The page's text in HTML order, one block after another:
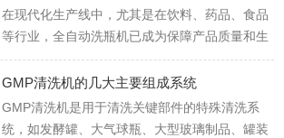
力，还可能因清洗不干净而导致交叉污染，进而
影响实验结果。随着科技的发展，...
在现代化生产线中，尤其是在饮料、药品、食品
等行业，全自动洗瓶机已成为保障产品质量和生
产效率的关键设备。它通过高效、精确的清洗过
程，确保瓶子在灌装前达到高标准的清洁要求，
从而避免任何污染物对产品的影响，保障了最终
消费者的安全与健康。全自动洗瓶...
GMP清洗机的几大主要组成系统
GMP清洗机是用于清洗关键部件的特殊清洗系
统，如发酵罐、大气球瓶、大型玻璃制品、罐装